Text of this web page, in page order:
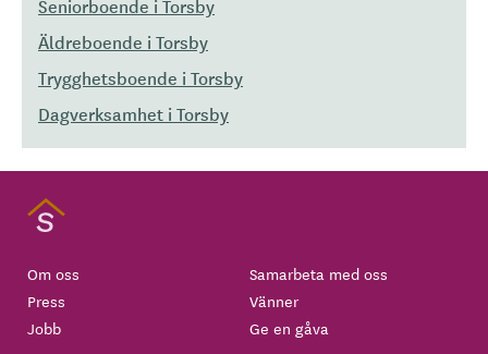
Seniorboende i Torsby
Äldreboende i Torsby
Trygghetsboende i Torsby
Dagverksamhet i Torsby
Om oss
Press
Jobb
Samarbeta med oss
Vänner
Ge en gåva